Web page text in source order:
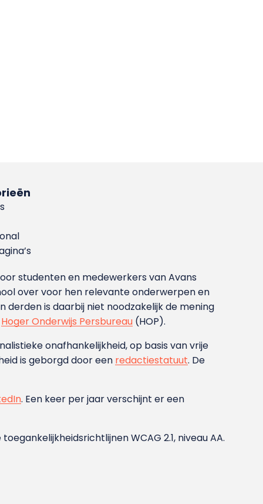
studenten en medewerkers van Avans
over voor hen relevante onderwerpen en
is daarbij niet noodzakelijk de mening
Hoger Onderwijs Persbureau (HOP).
onafhankelijkheid, op basis van vrije
is geborgd door een redactiestatuut. De
. Een keer per jaar verschijnt er een
WCAG 2.1, niveau AA.